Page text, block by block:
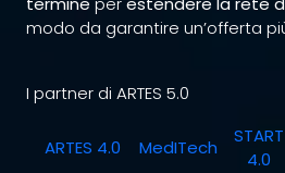
modo da garantire un’offerta
I partner di ARTES 5.0
ARTES 4.0 MedITech
START
4.0